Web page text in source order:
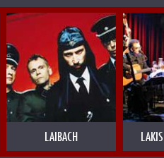
LAIBACH